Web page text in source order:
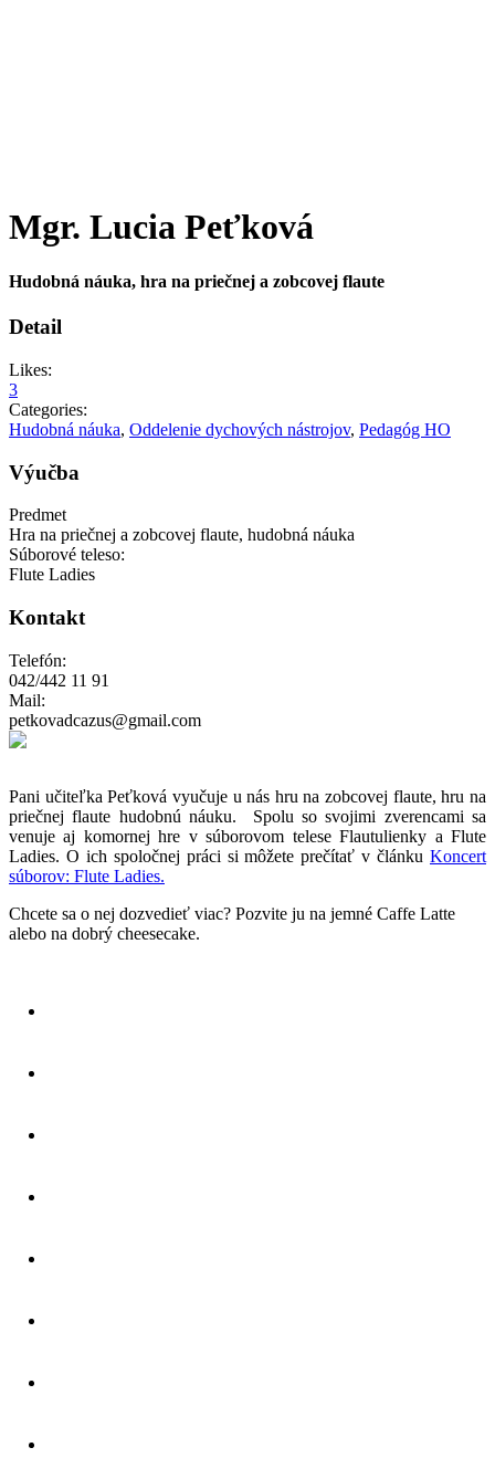
Mgr. Lucia Peťková
Hudobná náuka, hra na priečnej a zobcovej flaute
Detail
Likes:
3
Categories:
Hudobná náuka, Oddelenie dychových nástrojov, Pedagóg HO
Výučba
Predmet
Hra na priečnej a zobcovej flaute, hudobná náuka
Súborové teleso:
Flute Ladies
Kontakt
Telefón:
042/442 11 91
Mail:
petkovadcazus@gmail.com
Pani učiteľka Peťková vyučuje u nás hru na zobcovej flaute, hru na
priečnej flaute hudobnú náuku. Spolu so svojimi zverencami sa
venuje aj komornej hre v súborovom telese Flautulienky a Flute
Ladies. O ich spoločnej práci si môžete prečítať v článku Koncert
súborov: Flute Ladies.
Chcete sa o nej dozvedieť viac? Pozvite ju na jemné Caffe Latte
alebo na dobrý cheesecake.